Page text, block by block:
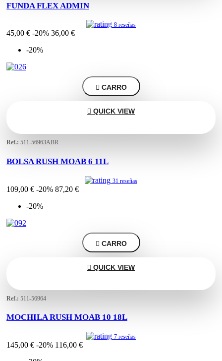
FUNDA FLEX ADMIN
8 reseñas
45,00 € -20% 36,00 €
-20%
 CARRO
 QUICK VIEW
Ref.: 511-56963ABR
BOLSA RUSH MOAB 6 11L
31 reseñas
109,00 € -20% 87,20 €
-20%
 CARRO
 QUICK VIEW
Ref.: 511-56964
MOCHILA RUSH MOAB 10 18L
7 reseñas
145,00 € -20% 116,00 €